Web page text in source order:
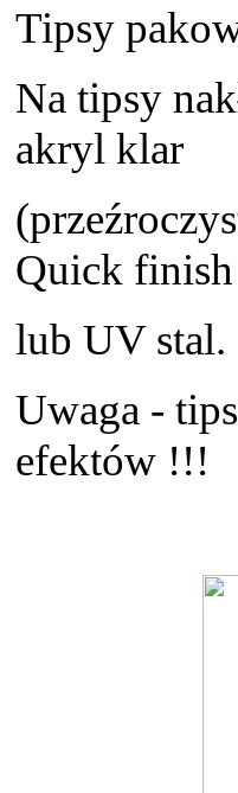
Tipsy
Na tipsy
akryl klar
Quick finish
lub UV stal.
Uwaga -
efektów !!!